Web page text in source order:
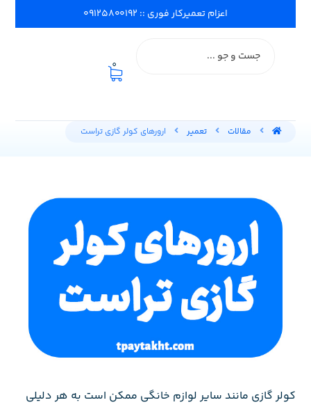
اعزام تعمیرکار فوری :: ۰۹۱۲۵۸۰۰۱۹۲
0
مقالات تعمیر ارورهای کولر گازی تراست
کولر گازی مانند سایر لوازم خانگی ممکن است به هر دلیلی